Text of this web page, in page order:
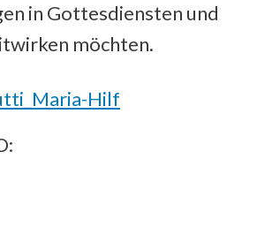
in Gottesdiensten und
möchten.
Hilf